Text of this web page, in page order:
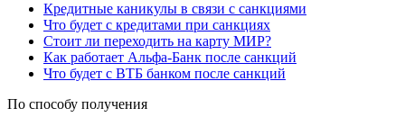
Кредитные каникулы в связи с санкциями
Что будет с кредитами при санкциях
Стоит ли переходить на карту МИР?
Как работает Альфа-Банк после санкций
Что будет с ВТБ банком после санкций
По способу получения